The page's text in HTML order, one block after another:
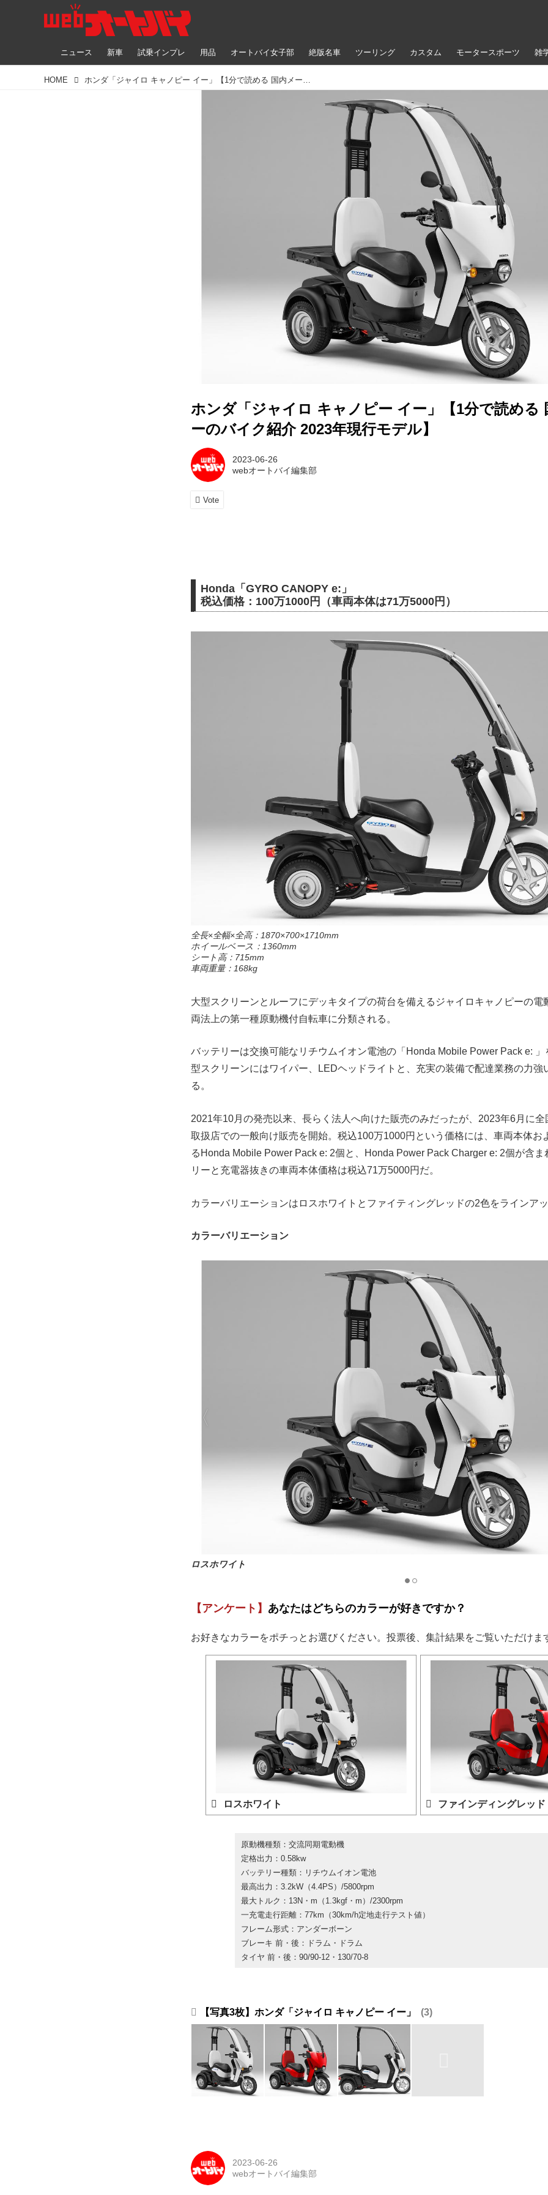
ニュース 新車 試乗インプレ 用品 オートバイ女子部 絶版名車 ツーリング カスタム モータースポーツ 雑
HOME ホンダ「ジャイロ キャノピー イー」【1分で読める 国内メーカーのバイク紹介 2023年現行モデル】
ホンダ「ジャイロ キャノピー イー」【1分で読める
ーのバイク紹介 2023年現行モデル】
2023-06-26
webオートバイ編集部
Vote
Honda「GYRO CANOPY e:」
税込価格：100万1000円（車両本体は71万5000円）
全長×全幅×全高：1870×700×1710mm
ホイールベース：1360mm
シート高：715mm
車両重量：168kg
大型スクリーンとルーフにデッキタイプの荷台を備えるジャイロキャノピーの電
両法上の第一種原動機付自転車に分類される。
バッテリーは交換可能なリチウムイオン電池の「Honda Mobile Power Pack e:
型スクリーンにはワイパー、LEDヘッドライトと、充実の装備で配達業務の力強
る。
2021年10月の発売以来、長らく法人へ向けた販売のみだったが、2023年6月に
取扱店での一般向け販売を開始。税込100万1000円という価格には、車両本体お
るHonda Mobile Power Pack e: 2個と、Honda Power Pack Charger e: 2個が含ま
リーと充電器抜きの車両本体価格は税込71万5000円だ。
カラーバリエーションはロスホワイトとファイティングレッドの2色をラインア
カラーバリエーション
ロスホワイト
【アンケート】 あなたはどちらのカラーが好きですか？
お好きなカラーをポチっとお選びください。投票後、集計結果をご覧いただけま
ロスホワイト ファインディングレッド
原動機種類：交流同期電動機
定格出力：0.58kw
バッテリー種類：リチウムイオン電池
最高出力：3.2kW（4.4PS）/5800rpm
最大トルク：13N・m（1.3kgf・m）/2300rpm
一充電走行距離：77km（30km/h定地走行テスト値）
フレーム形式：アンダーボーン
ブレーキ 前・後：ドラム・ドラム
タイヤ 前・後：90/90-12・130/70-8
【写真3枚】ホンダ「ジャイロ キャノピー イー」 3
2023-06-26
webオートバイ編集部